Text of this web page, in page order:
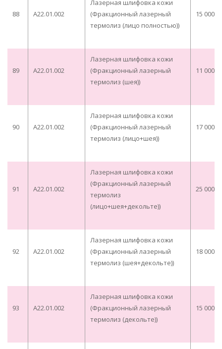
88 A22.01.002
Лазерная шлифовка кожи
(Фракционный лазерный
термолиз (лицо полностью))
15
89 A22.01.002
Лазерная шлифовка кожи
(Фракционный лазерный
термолиз (шея))
11
90 A22.01.002
Лазерная шлифовка кожи
(Фракционный лазерный
термолиз (лицо+шея))
17
91 A22.01.002
Лазерная шлифовка кожи
(Фракционный лазерный
термолиз
(лицо+шея+декольте))
25
92 A22.01.002
Лазерная шлифовка кожи
(Фракционный лазерный
термолиз (шея+декольте))
18
93 A22.01.002
Лазерная шлифовка кожи
(Фракционный лазерный
термолиз (декольте))
15